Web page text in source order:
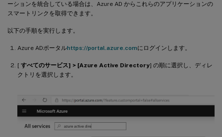
ーションを統合している場合は、Azure AD からこれらのアプリケーションの
スマートリンクを取得できます。
以下の手順を実行します。
Azure ADポータルhttps://portal.azure.comにログインします。
[ すべてのサービス] > [Azure Active Directory] の順に選択し、ディレ
クトリを選択します。